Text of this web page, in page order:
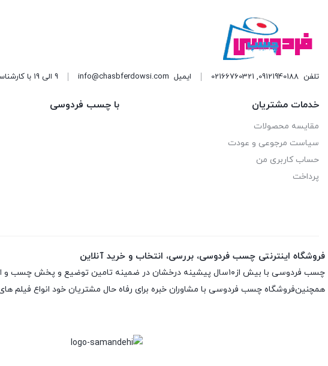
تلفن 09121940188
,
02166760321 ایمیل info@chasbferdowsi.com 9 الی 19 با کارشناسان ما در 7 روز هفته در تماس باشید.
خدمات مشتریان
مقایسه محصولات
سیاست مرجوعی و عودت
حساب کاربری من
پرداخت
با چسب فردوسی
فروشگاه اینترنتی چسب فردوسی، بررسی، انتخاب و خرید آنلاین
چسب فردوسی با بیش از۱۰سال پیشینه درخشان در ضمینه تامین توضیع و پخش چسب و اسپری های تخصصی ارائه انواع اسپری ها و چسب های اورجینال و اصلی باضمانت اصلی بودن کالاست
همچنین‌فروشگاه چسب فردوسی با مشاوران خبره برای رفاه حال مشتریان خود انواع فیلم